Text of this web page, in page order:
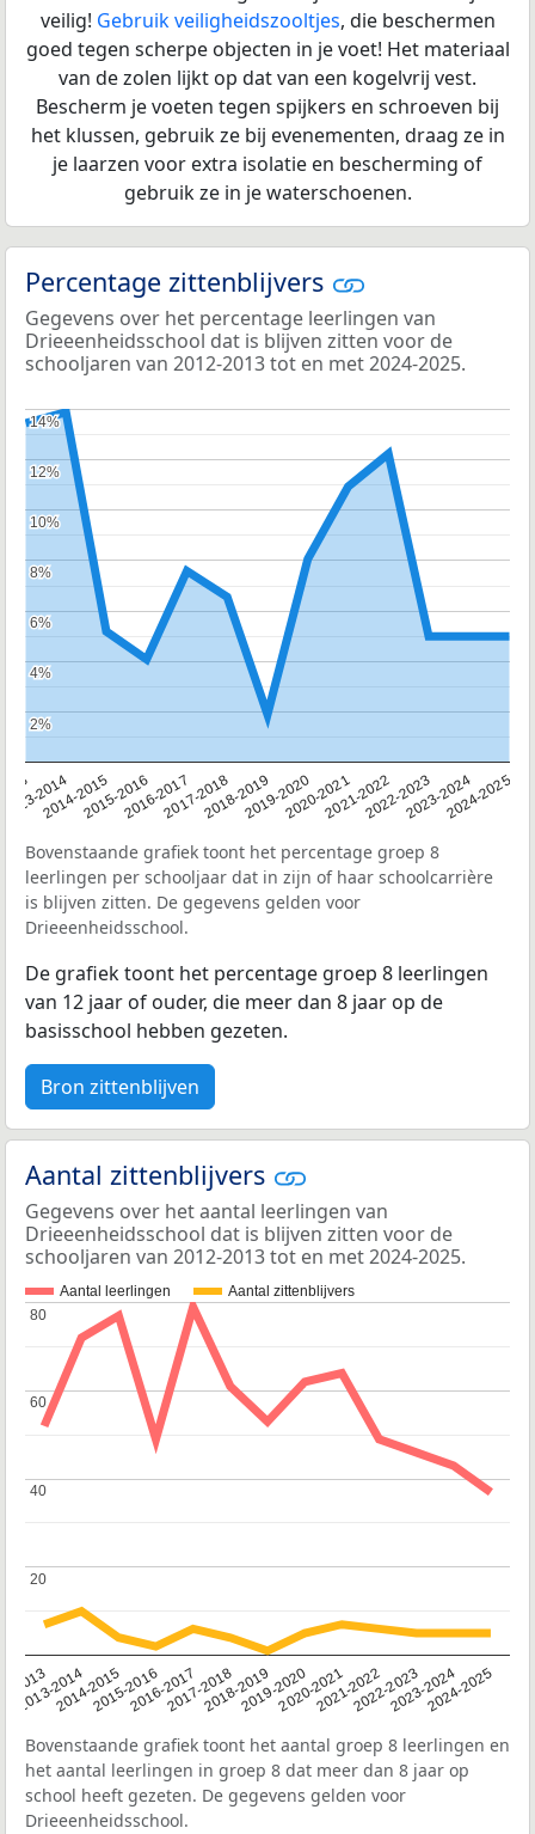
veilig! Gebruik veiligheidszooltjes, die beschermen
goed tegen scherpe objecten in je voet! Het materiaal
van de zolen lijkt op dat van een kogelvrij vest.
Bescherm je voeten tegen spijkers en schroeven bij
het klussen, gebruik ze bij evenementen, draag ze in
je laarzen voor extra isolatie en bescherming of
gebruik ze in je waterschoenen.
Percentage zittenblijvers
Gegevens over het percentage leerlingen van
Drieeenheidsschool dat is blijven zitten voor de
schooljaren van 2012-2013 tot en met 2024-2025.
2013-20142014-20152015-20162016-20172017-20182018-20192019-20202020-20212021-20222022-20232023-20242024-2025
2%
2%
4%
4%
6%
6%
8%
8%
10%
10%
12%
12%
14%
14%
Bovenstaande grafiek toont het percentage groep 8
leerlingen per schooljaar dat in zijn of haar schoolcarrière
is blijven zitten. De gegevens gelden voor
Drieeenheidsschool.
De grafiek toont het percentage groep 8 leerlingen
van 12 jaar of ouder, die meer dan 8 jaar op de
basisschool hebben gezeten.
Bron zittenblijven
Aantal zittenblijvers
Gegevens over het aantal leerlingen van
Drieeenheidsschool dat is blijven zitten voor de
schooljaren van 2012-2013 tot en met 2024-2025.
Aantal leerlingen Aantal zittenblijvers
2013
2013-2014
2014-20152015-20162016-20172017-20182018-20192019-20202020-20212021-20222022-20232023-20242024-2025
20
20
40
40
60
60
80
80
Bovenstaande grafiek toont het aantal groep 8 leerlingen en
het aantal leerlingen in groep 8 dat meer dan 8 jaar op
school heeft gezeten. De gegevens gelden voor
Drieeenheidsschool.